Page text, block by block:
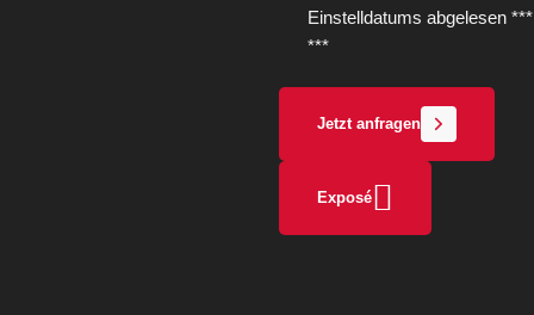
Einstelldatums abgelesen
***
Jetzt anfragen
Exposé